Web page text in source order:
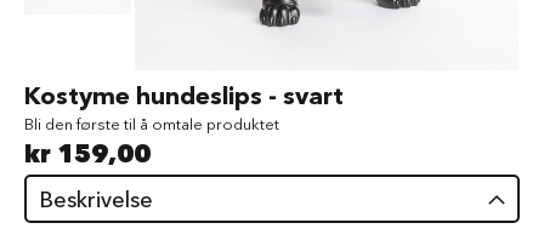
t
f
ô
r
i
l
Kostyme hundeslips - svart
Bli den første til å omtale produktet
kr 159,00
Beskrivelse
til
begynnelsen
av
bildegalleri